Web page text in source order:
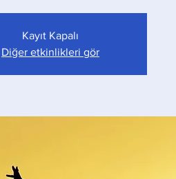
Kayıt Kapalı
Diğer etkinlikleri gör